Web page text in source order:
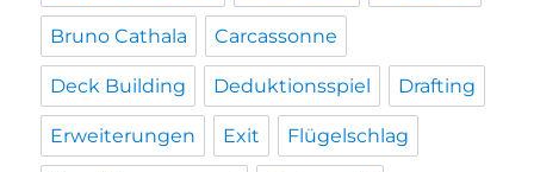
Bruno Cathala Carcassonne
Deck Building Deduktionsspiel Drafting
Erweiterungen Exit Flügelschlag